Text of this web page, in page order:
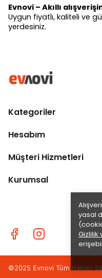
yasal
Gizlilik
Evnovi – Akıllı
Uygun fiyatlı, kaliteli ve
yerdesiniz.
Kategoriler
Hesabım
Müşteri Hizmetleri
Kurumsal
©2025 Evnovi Tüm Hakları